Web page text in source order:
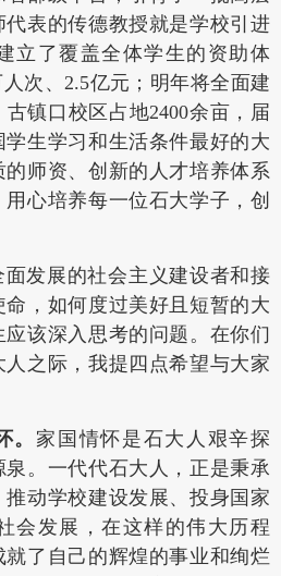
表的传德教授就是学校引进
立了覆盖全体学生的资助体
次、2.5亿元；明年将全面建
镇口校区占地2400余亩，届
生学习和生活条件最好的大
师资、创新的人才培养体系
心培养每一位石大学子，创
发展的社会主义建设者和接
，如何度过美好且短暂的大
该深入思考的问题。在你们
之际，我提四点希望与大家
。 家国情怀是石大人艰辛探
。一代代石大人，正是秉承
动学校建设发展、投身国家
会发展，在这样的伟大历程
了自己的辉煌的事业和绚烂